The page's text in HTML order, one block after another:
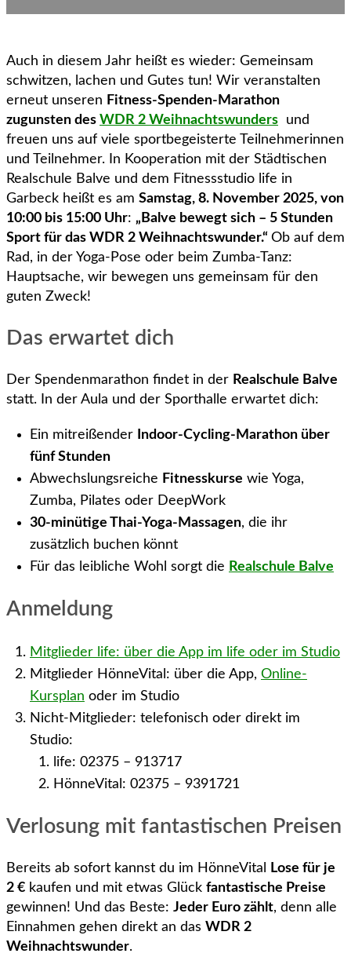
Auch in diesem Jahr heißt es wieder: Gemeinsam
schwitzen, lachen und Gutes tun! Wir veranstalten
erneut unseren Fitness-Spenden-Marathon
zugunsten des WDR 2 Weihnachtswunders und
freuen uns auf viele sportbegeisterte Teilnehmerinnen
und Teilnehmer. In Kooperation mit der Städtischen
Realschule Balve und dem Fitnessstudio life in
Garbeck heißt es am Samstag, 8. November 2025, von
10:00 bis 15:00 Uhr: „Balve bewegt sich – 5 Stunden
Sport für das WDR 2 Weihnachtswunder.“ Ob auf dem
Rad, in der Yoga-Pose oder beim Zumba-Tanz:
Hauptsache, wir bewegen uns gemeinsam für den
guten Zweck!
Das erwartet dich
Der Spendenmarathon findet in der Realschule Balve
statt. In der Aula und der Sporthalle erwartet dich:
Ein mitreißender
Indoor-Cycling-Marathon über
fünf Stunden
Abwechslungsreiche Fitnesskurse wie Yoga,
Zumba, Pilates oder DeepWork
30-minütige Thai-Yoga-Massagen, die ihr
zusätzlich buchen könnt
Für das leibliche Wohl sorgt die Realschule Balve
Anmeldung
Mitglieder life: über die App im life oder im Studio
Mitglieder HönneVital: über die App, Online-
Kursplan oder im Studio
Nicht-Mitglieder: telefonisch oder direkt im
Studio:
life: 02375 – 913717
HönneVital: 02375 – 9391721
Verlosung mit fantastischen Preisen
Bereits ab sofort kannst du im HönneVital
Lose für je
2 € kaufen und mit etwas Glück fantastische Preise
gewinnen! Und das Beste: Jeder Euro zählt, denn alle
Einnahmen gehen direkt an das WDR 2
Weihnachtswunder.